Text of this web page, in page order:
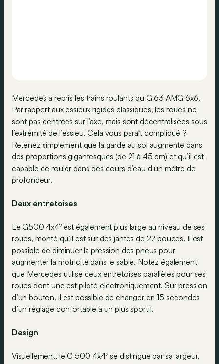
Mercedes a repris les trains roulants du G 63 AMG 6x6.
Par rapport aux essieux rigides classiques, les roues ne
sont pas centrées sur l’axe, mais sont décentralisées sous
l’extrémité de l’essieu. Cela vous paraît compliqué ?
Retenez simplement que la garde au sol augmente dans
des proportions gigantesques (de 21 à 45 cm) et qu’il est
capable de rouler dans des cours d’eau d’un mètre de
profondeur.
Deux entretoises
Le G500 4x4² est également plus large au niveau de ses
roues, monté qu’il est sur des jantes de 22 pouces. Il est
possible de diminuer la pression des pneus pour
augmenter la motricité dans le sable. Notez également
que Mercedes utilise deux entretoises parallèles pour ses
roues dont une est piloté électroniquement. Sur pression
d’un bouton, il est possible de changer en 15 secondes
d’un réglage confortable à un plus sportif.
Design
Visuellement, le G 500 4x4² se distingue par sa largeur,